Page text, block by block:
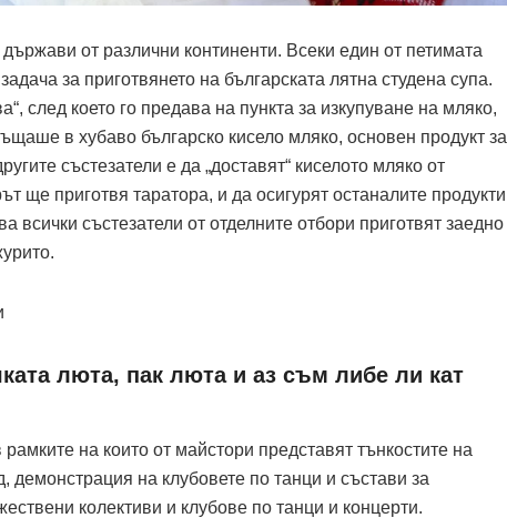
от различни континенти. Всеки един от петимата
за приготвянето на българската лятна студена супа.
след което го предава на пункта за изкупуване на мляко,
в хубаво българско кисело мляко, основен продукт за
състезатели е да „доставят“ киселото мляко от
ще приготвя таратора, и да осигурят останалите продукти
всички състезатели от отделните отбори приготвят заедно
люта, пак люта и аз съм либе ли кат
на които от майстори представят тънкостите на
демонстрация на клубовете по танци и състави за
колективи и клубове по танци и концерти.